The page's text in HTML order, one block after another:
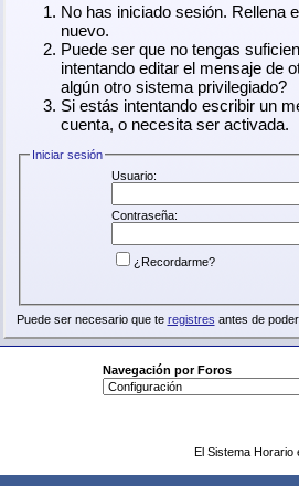
No has iniciado sesión. Rellena
nuevo.
Puede ser que no tengas
intentando editar el mensaje de
algún otro sistema privilegiado?
Si estás intentando escribir un
cuenta, o necesita ser activada.
Iniciar sesión
Usuario:
Contraseña:
¿Recordarme?
Puede ser necesario que te registres antes de
Navegación por Foros
El Sistema